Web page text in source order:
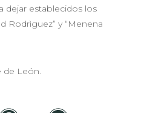
dejar establecidos los
Rodrìguez” y “Menena
de León.